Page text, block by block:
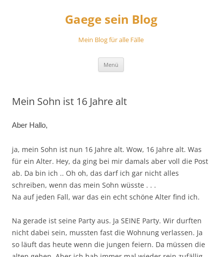
Gaege sein Blog
Mein Blog für alle Fälle
Menü
Mein Sohn ist 16 Jahre alt
Aber Hallo,
ja, mein Sohn ist nun 16 Jahre alt. Wow, 16 Jahre alt. Was
für ein Alter. Hey, da ging bei mir damals aber voll die Post
ab. Da bin ich .. Oh oh, das darf ich gar nicht alles
schreiben, wenn das mein Sohn wüsste . . .
Na auf jeden Fall, war das ein echt schöne Alter find ich.
Na gerade ist seine Party aus. Ja SEINE Party. Wir durften
nicht dabei sein, mussten fast die Wohnung verlassen. Ja
so läuft das heute wenn die jungen feiern. Da müssen die